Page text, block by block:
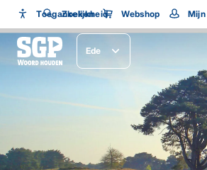
Toegankelijkheid
Toegankelijkheid
Lettergrootte
Zoeken Webshop Mijn
Ede